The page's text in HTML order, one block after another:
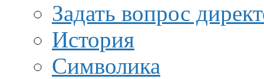
Задать вопрос
История
Символика